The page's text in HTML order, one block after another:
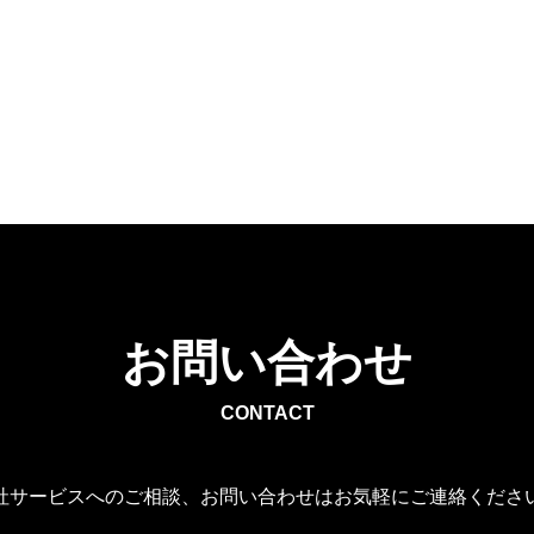
お問い合わせ
CONTACT
サービスへのご相談、お問い合わせはお気軽にご連絡くださ